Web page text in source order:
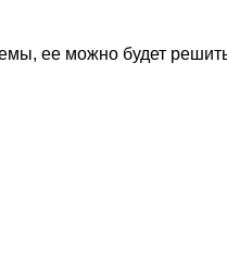
ее можно будет